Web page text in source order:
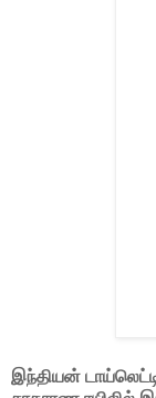
இந்தியன்